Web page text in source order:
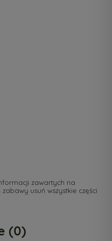
zawartych na
usuń wszystkie części
(0)